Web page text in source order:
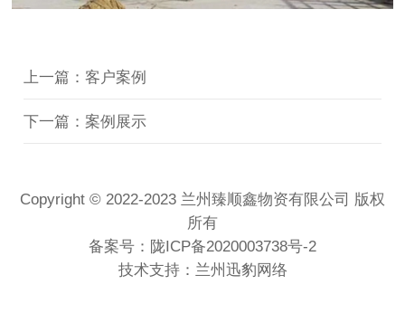
上一篇：客户案例
下一篇：案例展示
Copyright © 2022-2023 兰州臻顺鑫物资有限公司 版权
所有
备案号： 陇ICP备2020003738号-2
技术支持：兰州迅豹网络